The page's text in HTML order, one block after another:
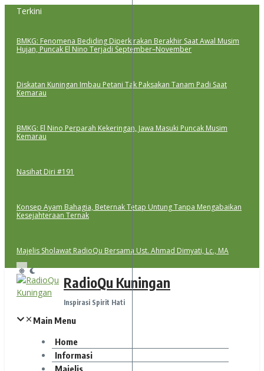
Lewati
Terkini
BMKG: Fenomena Bediding Diperkirakan Berakhir Saat Awal Musim
Hujan, Puncak El Nino Terjadi September–November
Diskatan Kuningan Imbau Petani Tak Paksakan Tanam Padi Saat
Kemarau
BMKG: El Nino Perparah Kekeringan, Jawa Masuki Puncak Musim
Kemarau
Nasihat Diri #191
Konsep Ayam Bahagia, Beternak Tetap Untung Tanpa Mengabaikan
Kesejahteraan Ternak
Majelis Sholawat RadioQu Bersama Ust. Ahmad Dimyati, Lc., MA
RadioQu Kuningan
Inspirasi Spirit Hati
Main Menu
Home
Informasi
Majelis